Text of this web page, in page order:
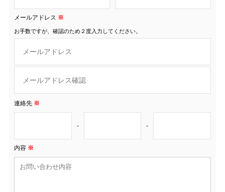
メールアドレス ※
お手数ですが、確認のため２度入力してください。
連絡先 ※
- -
内容 ※